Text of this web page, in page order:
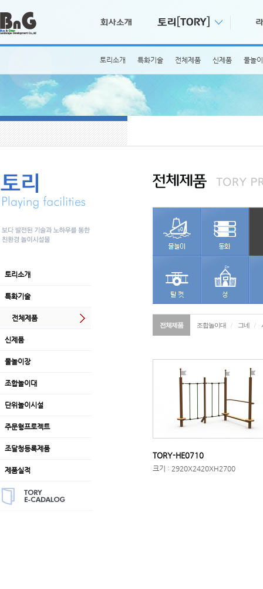
토리소개 특화기술 전체제품 신제품 물놀
토리소개
특화기술
전체제품
신제품
물놀이장
조합놀이대
단위놀이시설
주문형프로젝트
조달청등록제품
제품실적
전체제품 조합놀이대 / 그네 /
TORY-HE0710
크기 : 2920X2420XH2700